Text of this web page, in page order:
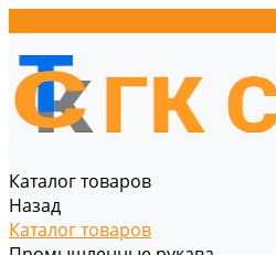
Каталог товаров
Назад
Каталог товаров